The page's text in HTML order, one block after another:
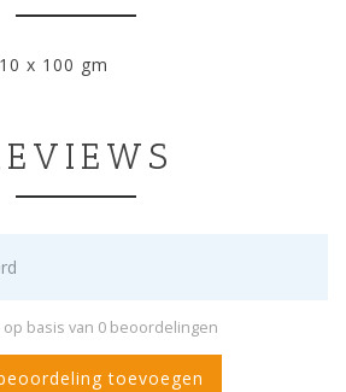
x 100 gm
basis van 0 beoordelingen
toevoegen